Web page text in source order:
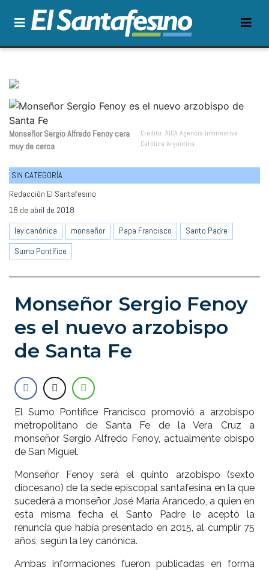
Monseñor Sergio Alfredo Fenoy cara
muy de cerca
Crédito: AICA Agencia Informativa
Católica Argentina
SIN CATEGORÍA
Redacción El Santafesino
18 de abril de 2018
ley canónica
monseñor Papa Francisco
Santo Padre
Sumo Pontífice
Monseñor Sergio Fenoy
es el nuevo arzobispo
de Santa Fe
El Sumo Pontífice Francisco promovió a arzobispo
metropolitano de Santa Fe de la Vera Cruz a
monseñor Sergio Alfredo Fenoy, actualmente obispo
de San Miguel.
Monseñor Fenoy será el quinto arzobispo (sexto
diocesano) de la sede episcopal santafesina en la que
sucederá a monseñor José María Arancedo, a quien en
esta misma fecha el Santo Padre le aceptó la
renuncia que había presentado en 2015, al cumplir 75
años, según la ley canónica.
Ambas informaciones fueron publicadas en forma